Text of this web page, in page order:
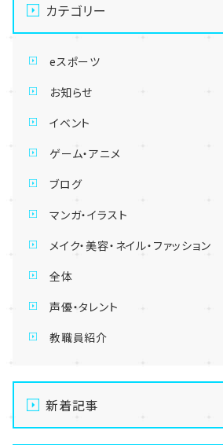
カテゴリー
eスポーツ
お知らせ
イベント
ゲーム・アニメ
ブログ
マンガ・イラスト
メイク・美容・ネイル・ファッション
全体
声優・タレント
教職員紹介
新着記事